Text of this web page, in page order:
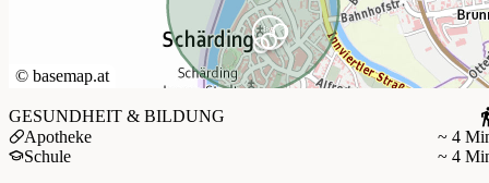
© basemap.at
GESUNDHEIT & BILDUNG
Apotheke
~ 4
Schule
~ 4